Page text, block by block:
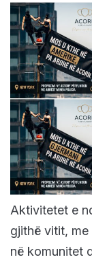
Aktivitetet e
gjithë vitit,
në komunitet